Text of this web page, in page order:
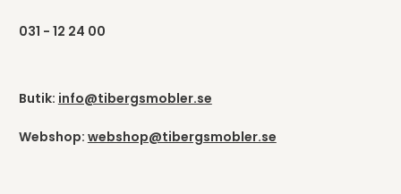
031 - 12 24 00
Butik: info@tibergsmobler.se
Webshop: webshop@tibergsmobler.se